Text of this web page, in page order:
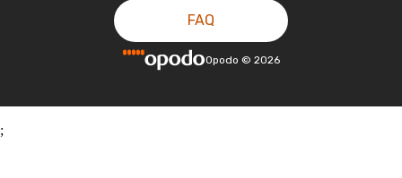
FAQ
Opodo © 2026
;